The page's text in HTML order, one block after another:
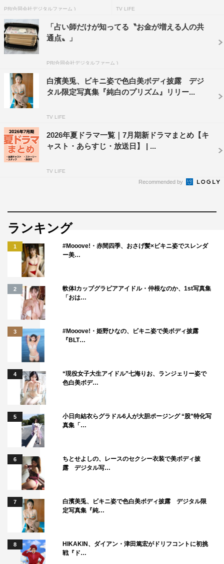
PR(合同会社デジタルファーム )
ッ...
TV LIFE
「占い師だけが知ってる〝お金が増える人の共
通点〟」
PR(合同会社デジタルファーム )
白濱美兎、ビキニ姿で色白美ボディ披露 デジ
タル限定写真集『純白のプリズム』リリー...
TV LIFE
2026年夏ドラマ一覧｜7月期新ドラマまとめ【キ
ャスト・あらすじ・放送日】 | ...
TV LIFE
Recommended by
ランキング
1
#Mooove!・赤間四季、おさげ髪×ビキニ姿でスレンダ
ー美…
2
軟体Iカップグラビアアイドル・仲根なのか、1st写真集
「おは…
3
#Mooove!・姫野ひなの、ビキニ姿で美ボディ披露
『BLT…
4
“現役女子大生アイドル”七海りお、ランジェリー姿で
色白美ボデ…
5
小日向結衣らグラドル6人が大胆ポージング “股”特化写
真集「…
6
ちとせよしの、レースのセクシー衣装で美ボディ披
露 デジタル写…
7
白濱美兎、ビキニ姿で色白美ボディ披露 デジタル限
定写真集『純…
8
HIKAKIN、ダイアン・津田篤宏がドリフコントに初挑
戦『ド…